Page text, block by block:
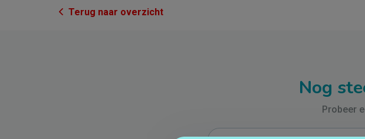
Terug naar overzicht
Nog
Probeer